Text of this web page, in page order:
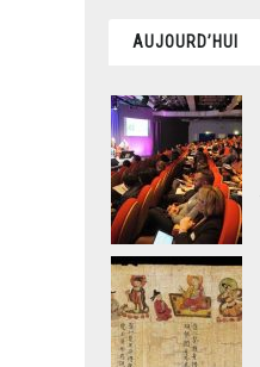
AUJOURD’HUI